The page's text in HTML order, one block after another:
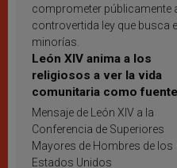
comprometer públicamente
controvertida ley que busca
minorías.
León XIV anima a los
religiosos a ver la vida
comunitaria como
inspiración y santificación
Mensaje de León XIV a la
Conferencia de Superiores
Mayores de Hombres de los
Estados Unidos